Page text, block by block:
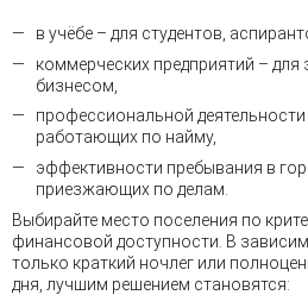
в учёбе – для студентов,
коммерческих предприятий –
бизнесом,
профессиональной деятельности
работающих по найму,
эффективности пребывания в
приезжающих по делам.
Выбирайте место поселения по
финансовой доступности. В
только краткий ночлег или
дня, лучшим решением становятся: